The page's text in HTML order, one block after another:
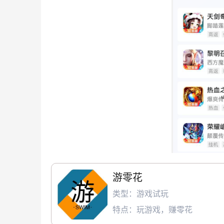
游零花
类型：游戏试玩
特点：玩游戏，赚零花